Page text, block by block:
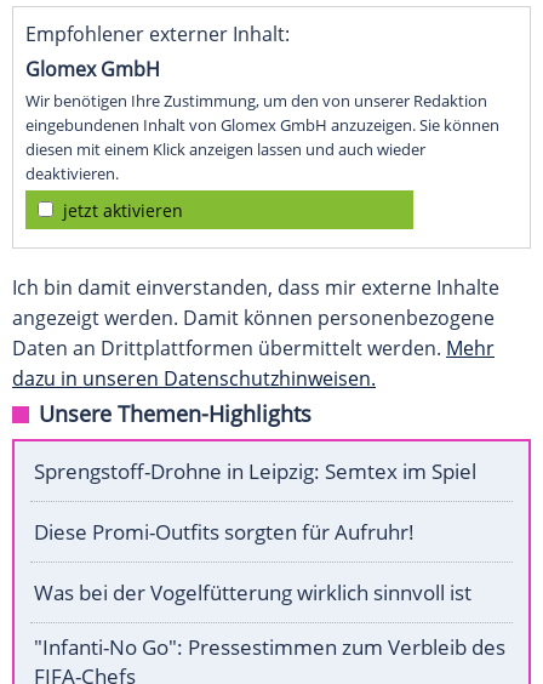
Empfohlener externer Inhalt:
Glomex GmbH
Wir benötigen Ihre Zustimmung, um den von unserer Redaktion
eingebundenen Inhalt von Glomex GmbH anzuzeigen. Sie können
diesen mit einem Klick anzeigen lassen und auch wieder
deaktivieren.
jetzt aktivieren
Ich bin damit einverstanden, dass mir externe Inhalte
angezeigt werden. Damit können personenbezogene
Daten an Drittplattformen übermittelt werden. Mehr
dazu in unseren Datenschutzhinweisen.
Unsere Themen-Highlights
Sprengstoff-Drohne in Leipzig: Semtex im Spiel
Diese Promi-Outfits sorgten für Aufruhr!
Was bei der Vogelfütterung wirklich sinnvoll ist
"Infanti-No Go": Pressestimmen zum Verbleib des
FIFA-Chefs